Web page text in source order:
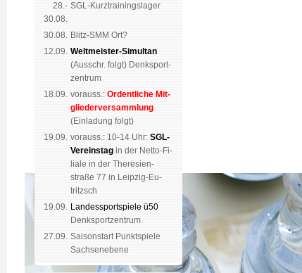
28.-
30.08.
SGL-Kurz­trai­nings­lager
30.08. Blitz-SMM Ort?
12.09. Weltmeister-Simultan
(Aus­schr. folgt) Denk­sport­
zen­trum
18.09. vorauss.: Or­dent­li­che Mit­
glie­der­ver­samm­lung
(Ein­la­dung folgt)
19.09. vor­auss.: 10-14 Uhr: SGL-
Ver­eins­tag in der Netto-Fi­
li­a­le in der The­re­sien­
straße 77 in Leip­zig-Eu­
tritzsch
19.09. Landes­sport­spiele ü50
Denk­sport­zen­trum
27.09. Saison­start Punkt­spiele
Sachsen­ebene